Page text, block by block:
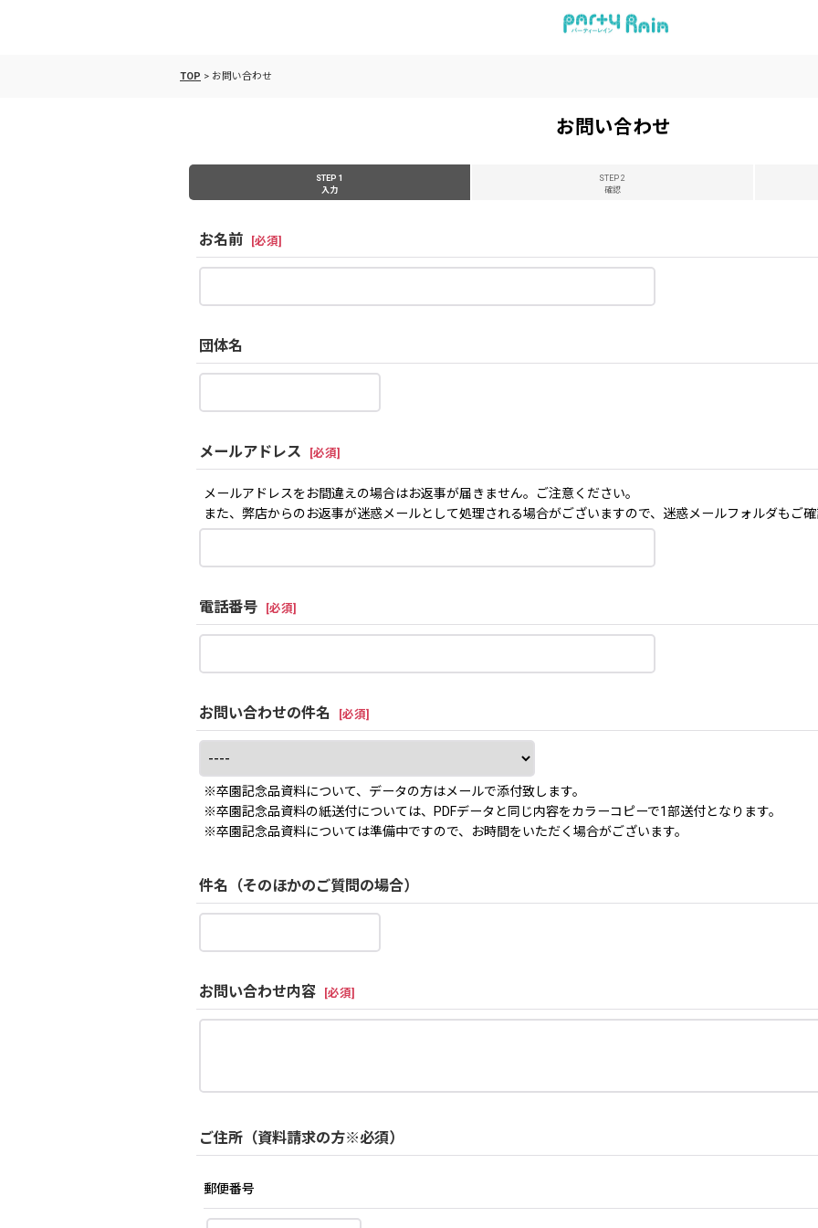
TOP > お問い合わせ
お問い合わせ
STEP 1
入力
STEP 2
確認
お名前 [必須]
団体名
メールアドレス [必須]
メールアドレスをお間違えの場合はお返事が届きません。ご注意ください。
また、弊店からのお返事が迷惑メールとして処理される場合がございますので、迷惑メールフォルダもご確
電話番号 [必須]
お問い合わせの件名 [必須]
※卒園記念品資料について、データの方はメールで添付致します。
※卒園記念品資料の紙送付については、PDFデータと同じ内容をカラーコピーで1部送付となります。
※卒園記念品資料については準備中ですので、お時間をいただく場合がございます。
件名（そのほかのご質問の場合）
お問い合わせ内容 [必須]
ご住所（資料請求の方※必須）
郵便番号